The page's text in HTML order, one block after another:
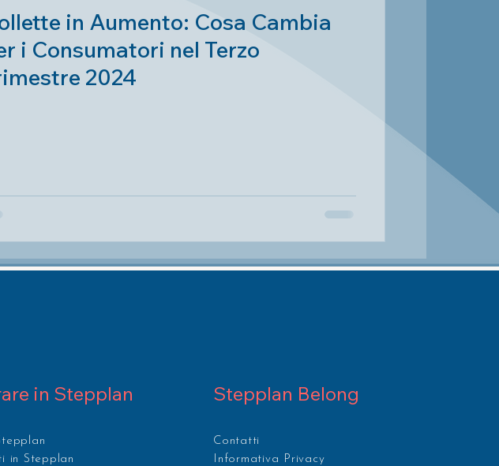
in Aumento: Cosa Cambia
i Consumatori nel Terzo
2024
in Stepplan
in Stepplan
Stepplan Belong
Contatti
Informativa Privacy